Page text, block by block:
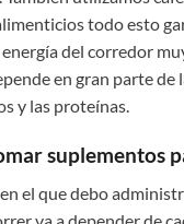
todo esto
del corredor
en gran parte de
y las proteínas.
suplementos
el que debo
va a depender de